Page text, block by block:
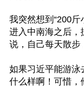
我突然想到“200
进入中南海之后，
说，自己每天散步
如果习近平能游泳
什么样啊！可惜